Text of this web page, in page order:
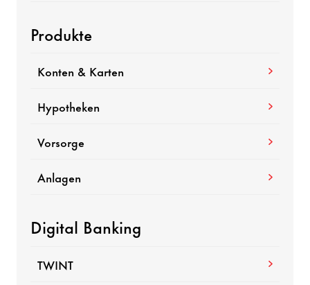
Produkte
Konten & Karten
Hypotheken
Vorsorge
Anlagen
Digital Banking
TWINT